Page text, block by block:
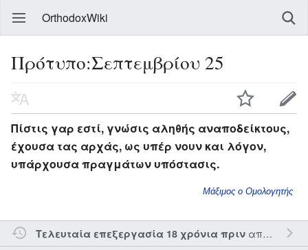
OrthodoxWiki
Πρότυπο:Σεπτεμβρίου 25
Πίστις γαρ εστί, γνώσις αληθής αναποδείκτους,
έχουσα τας αρχάς, ως υπέρ νουν και λόγον,
υπάρχουσα πραγμάτων υπόστασις.
Μάξιμος ο Ομολογητής
Τελευταία επεξεργασία 18 χρόνια πριναπό τον την